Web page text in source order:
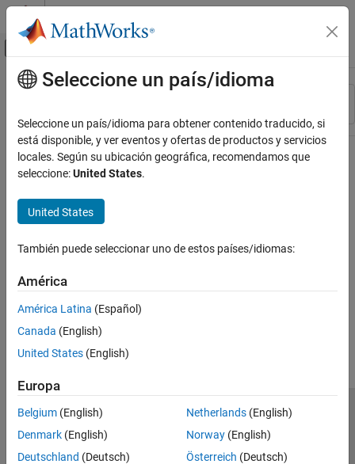
Saltar al contenido
Mostrar/ocultar menú de navegación
Recurso
Contenido principal
Seleccione un país/idioma
Seleccione un país/idioma para obtener contenido traducido, si
está disponible, y ver eventos y ofertas de productos y servicios
locales. Según su ubicación geográfica, recomendamos que
seleccione:United States.
United States
También puede seleccionar uno de estos países/idiomas:
América
América Latina (Español)
Canada (English)
United States (English)
Europa
Belgium (English)
Denmark (English)
Deutschland (Deutsch)
Netherlands(English)
Norway(English)
Österreich (Deutsch)
Centro de confianza
Marcas comerciales
Política de privacidad
Antipiratería
Estado de las aplicaciones
Información de contacto